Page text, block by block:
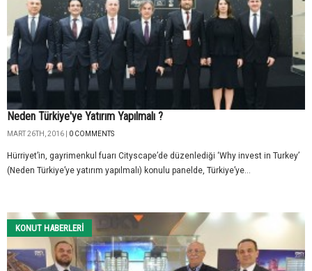
Neden Türkiye'ye Yatırım Yapılmalı ?
MART 26TH, 2016 | 0 COMMENTS
Hürriyet’in, gayrimenkul fuarı Cityscape’de düzenlediği ‘Why invest in Turkey’
(Neden Türkiye’ye yatırım yapılmalı) konulu panelde, Türkiye’ye...
KONUT HABERLERI